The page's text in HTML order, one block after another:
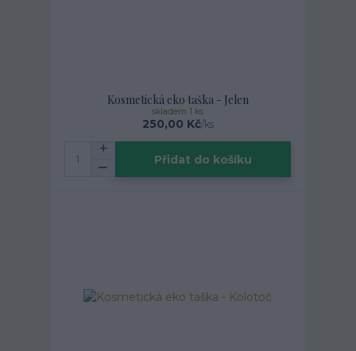
Kosmetická eko taška - Jelen
250,00 Kč/ks
skladem 1 ks
Přidat do košíku